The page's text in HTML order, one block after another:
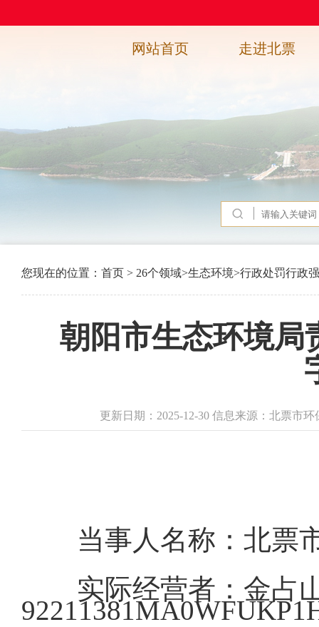
网站首页 走进北票
您现在的位置： 首页 > 26个领域>生态环境>行政处罚行政
朝阳市生态环境局
更新日期：2025-12-30 信息来源：北票市
当事人名称：北票
实际经营者：金占